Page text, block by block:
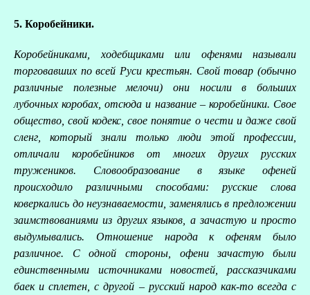
5. Коробейники.
Коробейниками, ходебщиками или офенями называли
торговавших по всей Руси крестьян. Свой товар (обычно
различные полезные мелочи) они носили в больших
лубочных коробах, отсюда и название – коробейники. Свое
общество, свой кодекс, свое понятие о чести и даже свой
сленг, который знали только люди этой профессии,
отличали коробейников от многих других русских
тружеников. Словообразование в языке офеней
происходило различными способами: русские слова
коверкались до неузнаваемости, заменялись в предложении
заимствованиями из других языков, а зачастую и просто
выдумывались. Отношение народа к офеням было
различное. С одной стороны, офени зачастую были
единственными источниками новостей, рассказчиками
баек и сплетен, с другой – русский народ как-то всегда с